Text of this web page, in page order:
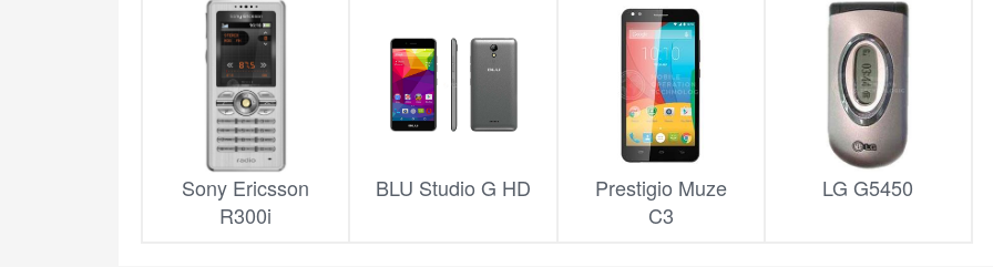
Sony Ericsson
R300i
BLU Studio G HD
Prestigio Muze
C3
LG G5450